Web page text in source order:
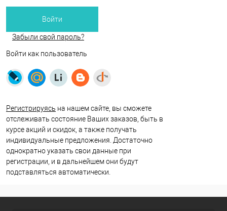
Забыли свой пароль?
Войти как пользователь
Регистрируясь на нашем сайте, вы сможете
отслеживать состояние Ваших заказов, быть в
курсе акций и скидок, а также получать
индивидуальные предложения. Достаточно
однократно указать свои данные при
регистрации, и в дальнейшем они будут
подставляться автоматически.